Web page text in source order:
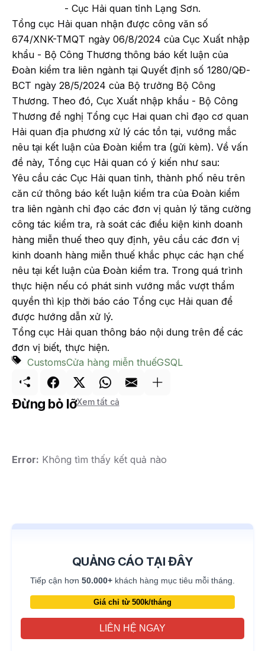
- Cục Hải quan tỉnh Lạng Sơn.
Tổng cục Hải quan nhận được công văn số
674/XNK-TMQT ngày 06/8/2024 của Cục Xuất nhập
khẩu - Bộ Công Thương thông báo kết luận của
Đoàn kiểm tra liên ngành tại Quyết định số 1280/QĐ-
BCT ngày 28/5/2024 của Bộ trưởng Bộ Công
Thương. Theo đó, Cục Xuất nhập khẩu - Bộ Công
Thương đề nghị Tổng cục Hai quan chỉ đạo cơ quan
Hải quan địa phương xử lý các tồn tại, vướng mắc
nêu tại kết luận của Đoàn kiểm tra (gửi kèm). Về vấn
đề này, Tổng cục Hải quan có ý kiến như sau:
Yêu cầu các Cục Hải quan tỉnh, thành phố nêu trên
căn cứ thông báo kết luận kiểm tra của Đoàn kiểm
tra liên ngành chỉ đạo các đơn vị quản lý tăng cường
công tác kiểm tra, rà soát các điều kiện kinh doanh
hàng miễn thuế theo quy định, yêu cầu các đơn vị
kinh doanh hàng miễn thuế khắc phục các hạn chế
nêu tại kết luận của Đoàn kiểm tra. Trong quá trình
thực hiện nếu có phát sinh vướng mắc vượt thẩm
quyền thì kịp thời báo cáo Tổng cục Hải quan để
được hướng dẫn xử lý.
Tổng cục Hải quan thông báo nội dung trên để các
đơn vị biết, thực hiện.
CustomsCửa hàng miễn thuếGSQL
Đừng bỏ lỡXem tất cả
Error: Không tìm thấy kết quả nào
QUẢNG CÁO TẠI ĐÂY
Tiếp cận hơn 50.000+ khách hàng mục tiêu mỗi tháng.
Giá chỉ từ 500k/tháng
LIÊN HỆ NGAY